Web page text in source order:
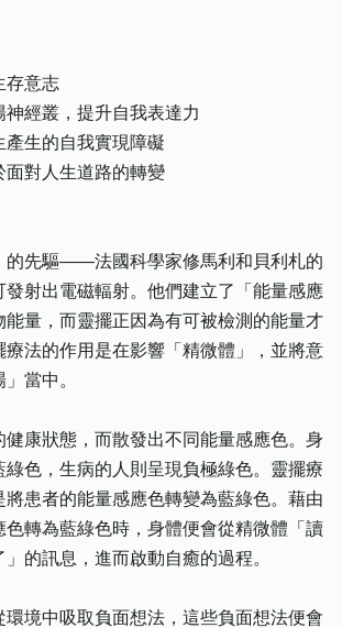
存意志
經叢，提升自我表達力
生的自我實現障礙
對人生道路的轉變
的先驅——法國科學家修馬利和貝利札的
發射出電磁輻射。他們建立了「能量感應
能量，而靈擺正因為有可被檢測的能量才
療法的作用是在影響「精微體」，並將意
當中。
健康狀態，而散發出不同能量感應色。身
綠色，生病的人則呈現負極綠色。靈擺療
將患者的能量感應色轉變為藍綠色。藉由
色轉為藍綠色時，身體便會從精微體「讀
的訊息，進而啟動自癒的過程。
環境中吸取負面想法，這些負面想法便會